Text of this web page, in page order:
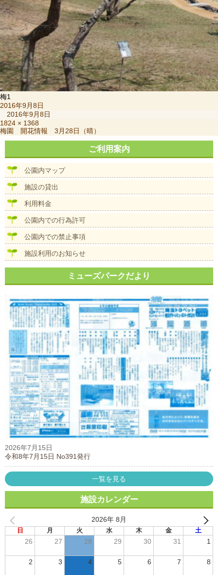
梅1
投
日:
2016年9月8日
2016年9月8日
フ
ル
サ
ズ
1824 × 1368
投
稿
ビ
梅園 開花情報 3月28日（晴）
ご利用案内
公園内マップ
施設の貸出
利用料金
公園内での行為許可
公園内での禁止事項
施設利用のお知らせ
ミューズパークだより
2026年7月15日
令和8年7月15日 No391発行
一覧を見る
施設カレンダー
2026年 8月
日 月 火 水 木 金 土
26 27 28 29 30 31 1
2 3 4 5 6 7 8